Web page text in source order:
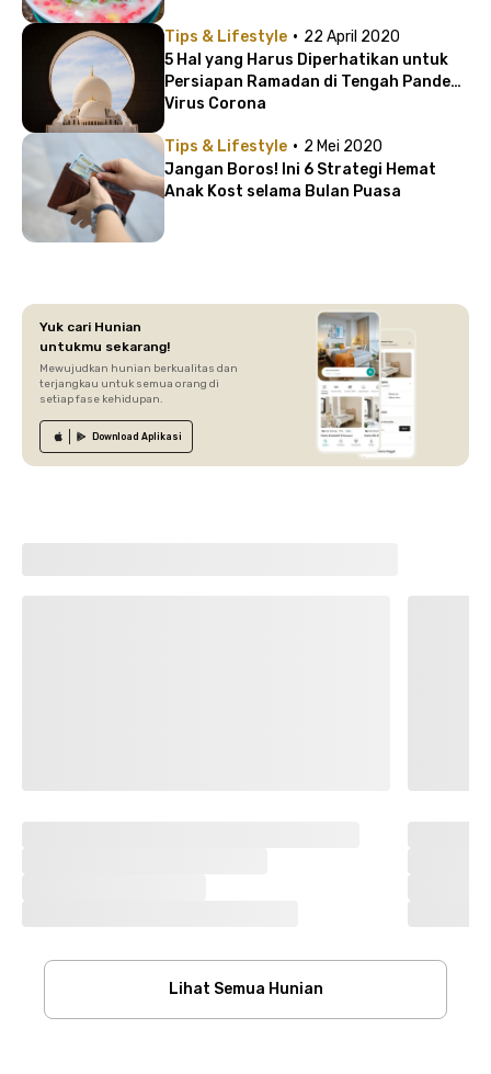
Tips & Lifestyle · 22 April 2020
5 Hal yang Harus Diperhatikan untuk
Persiapan Ramadan di Tengah Pandemi
Virus Corona
Tips & Lifestyle · 2 Mei 2020
Jangan Boros! Ini 6 Strategi Hemat
Anak Kost selama Bulan Puasa
Yuk cari Hunian
untukmu sekarang!
Mewujudkan hunian berkualitas dan
terjangkau untuk semua orang di
setiap fase kehidupan.
Download Aplikasi
Lihat Semua Hunian